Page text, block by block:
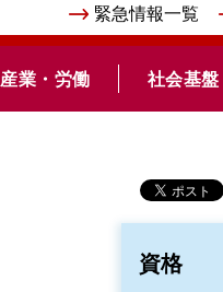
緊急情報一覧
産業・労働 社会基盤
資格